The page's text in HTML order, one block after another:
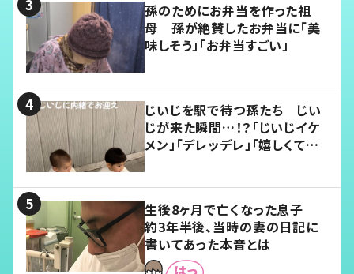
孫のためにお弁当を作った祖
母 孫が絶賛したお弁当に「美
味しそう」「お弁当すごい」
じいじを駅で待つ孫たち じい
じが来た瞬間…！？「じいじイケ
メン」「デレッデレ」「嬉しくて可
生後8ヶ月で亡くなった息子
約3年半後、当時の妻の日記に
書いてあった本音とは